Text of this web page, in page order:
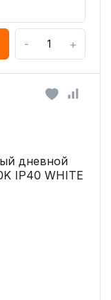
- +
дневной
IP40 WHITE